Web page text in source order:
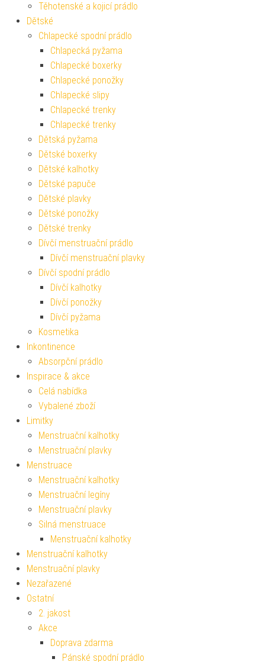
Těhotenské a kojicí prádlo
Dětské
Chlapecké spodní prádlo
Chlapecká pyžama
Chlapecké boxerky
Chlapecké ponožky
Chlapecké slipy
Chlapecké trenky
Chlapecké trenky
Dětská pyžama
Dětské boxerky
Dětské kalhotky
Dětské papuče
Dětské plavky
Dětské ponožky
Dětské trenky
Dívčí menstruační prádlo
Dívčí menstruační plavky
Dívčí spodní prádlo
Dívčí kalhotky
Dívčí ponožky
Dívčí pyžama
Kosmetika
Inkontinence
Absorpční prádlo
Inspirace & akce
Celá nabídka
Vybalené zboží
Limitky
Menstruační kalhotky
Menstruační plavky
Menstruace
Menstruační kalhotky
Menstruační legíny
Menstruační plavky
Silná menstruace
Menstruační kalhotky
Menstruační kalhotky
Menstruační plavky
Nezařazené
Ostatní
2. jakost
Akce
Doprava zdarma
Pánské spodní prádlo